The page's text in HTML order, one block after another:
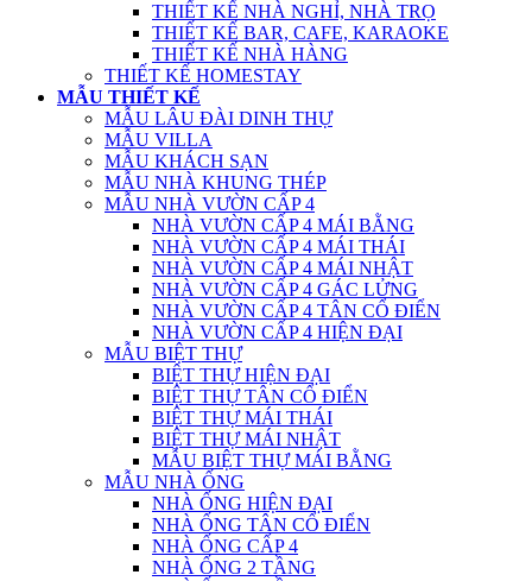
THIẾT KẾ NHÀ NGHỈ, NHÀ TRỌ
THIẾT KẾ BAR, CAFE, KARAOKE
THIẾT KẾ NHÀ HÀNG
THIẾT KẾ HOMESTAY
MẪU THIẾT KẾ
MẪU LÂU ĐÀI DINH THỰ
MẪU VILLA
MẪU KHÁCH SẠN
MẪU NHÀ KHUNG THÉP
MẪU NHÀ VƯỜN CẤP 4
NHÀ VƯỜN CẤP 4 MÁI BẰNG
NHÀ VƯỜN CẤP 4 MÁI THÁI
NHÀ VƯỜN CẤP 4 MÁI NHẬT
NHÀ VƯỜN CẤP 4 GÁC LỬNG
NHÀ VƯỜN CẤP 4 TÂN CỔ ĐIỂN
NHÀ VƯỜN CẤP 4 HIỆN ĐẠI
MẪU BIỆT THỰ
BIỆT THỰ HIỆN ĐẠI
BIỆT THỰ TÂN CỔ ĐIỂN
BIỆT THỰ MÁI THÁI
BIỆT THỰ MÁI NHẬT
MẪU BIỆT THỰ MÁI BẰNG
MẪU NHÀ ỐNG
NHÀ ỐNG HIỆN ĐẠI
NHÀ ỐNG TÂN CỔ ĐIỂN
NHÀ ỐNG CẤP 4
NHÀ ỐNG 2 TẦNG